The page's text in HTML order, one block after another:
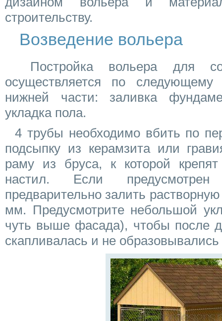
строительству.
Возведение вольера
Постройка вольера для
осуществляется по следующему
нижней части: заливка
укладка пола.
4 трубы необходимо вбить по
подсыпку из керамзита или
раму из бруса, к которой
настил. Если
предварительно залить
мм. Предусмотрите небольшой
чуть выше фасада), чтобы после
скапливалась и не